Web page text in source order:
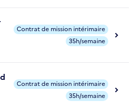
Contrat de mission intérimaire
35h/semaine
Contrat de mission intérimaire
35h/semaine